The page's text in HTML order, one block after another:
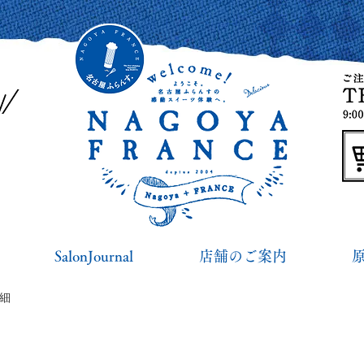
SalonJournal 店舗のご案内